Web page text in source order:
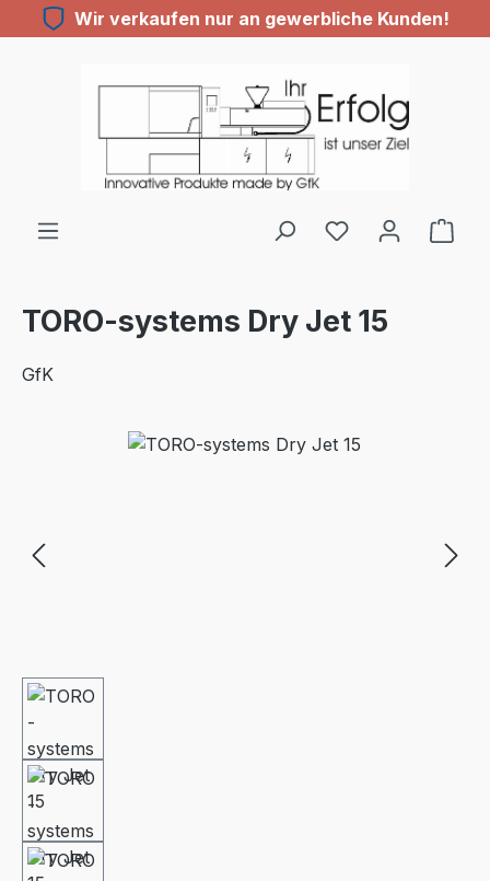
Zum Hauptinhalt springen
Wir verkaufen nur an gewerbliche Kunden!
TORO-systems Dry Jet 15
GfK
Bildergalerie überspringen